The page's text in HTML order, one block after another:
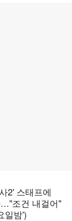
2' 스태프에
조건 내걸어"
일밤')